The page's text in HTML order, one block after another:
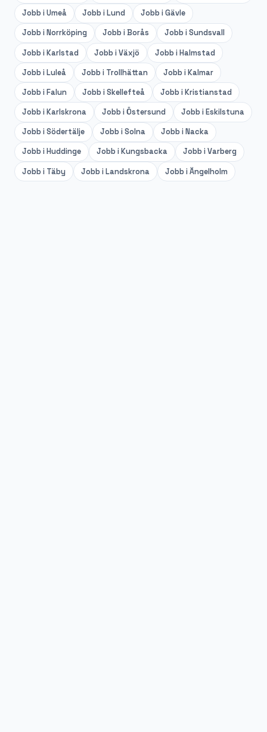
Jobb iUmeå Jobb iLund Jobb iGävle
Jobb iNorrköping Jobb iBorås Jobb iSundsvall
Jobb iKarlstad Jobb iVäxjö Jobb iHalmstad
Jobb iLuleå Jobb i Trollhättan Jobb iKalmar
Jobb iFalun Jobb iSkellefteå Jobb iKristianstad
Jobb iKarlskrona Jobb iÖstersund Jobb iEskilstuna
Jobb iSödertälje Jobb iSolna Jobb iNacka
Jobb iHuddinge Jobb iKungsbacka Jobb iVarberg
Jobb i Täby Jobb iLandskrona Jobb iÄngelholm